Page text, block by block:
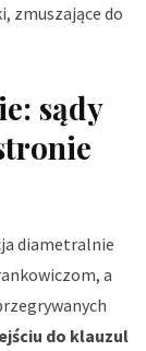
zmuszające do
sądy
diametralnie
a
do klauzul